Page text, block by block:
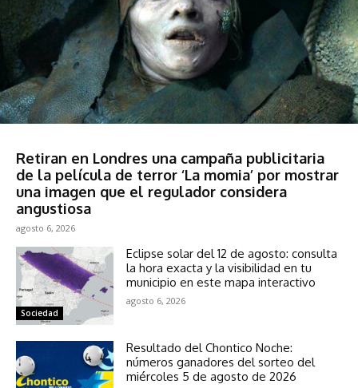
Retiran en Londres una campaña publicitaria
de la película de terror ‘La momia’ por mostrar
una imagen que el regulador considera
angustiosa
agosto 6, 2026
Sociedad
Eclipse solar del 12 de agosto: consulta
la hora exacta y la visibilidad en tu
municipio en este mapa interactivo
agosto 6, 2026
Resultado del Chontico Noche:
números ganadores del sorteo del
miércoles 5 de agosto de 2026